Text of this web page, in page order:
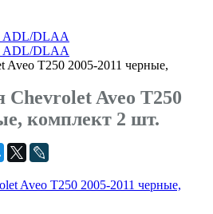
ADL/DLAA
ADL/DLAA
T250 2005-2011 черные,
Aveo T250
комплект 2 шт.